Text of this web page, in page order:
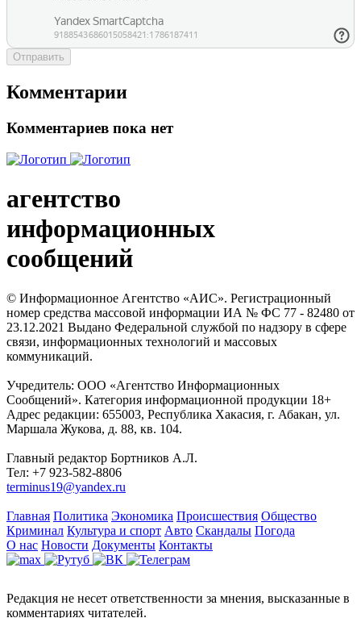
Отправить
Комментарии
Комментариев пока нет
агентство
информационных
сообщений
© Информационное Агентство «АИС». Регистрационный
номер средства массовой информации ИА № ФС 77 - 82480 от
23.12.2021 Выдано Федеральной службой по надзору в сфере
связи, информационных технологий и массовых
коммуникаций.
Учредитель: ООО «Агентство Информационных
Сообщений». Категория информационной продукции 18+
Адрес редакции: 655003, Республика Хакасия, г. Абакан, ул.
Маршала Жукова, д. 88, кв. 104.
Главный редактор Бортников А.Л.
Тел: +7 923-582-8806
terminus19@yandex.ru
Главная Политика Экономика Происшествия Общество
Криминал Культура и спорт Авто Скандалы Погода
О нас Новости Документы Контакты
Редакция не несет ответственности за мнения, высказанные в
комментариях читателей.